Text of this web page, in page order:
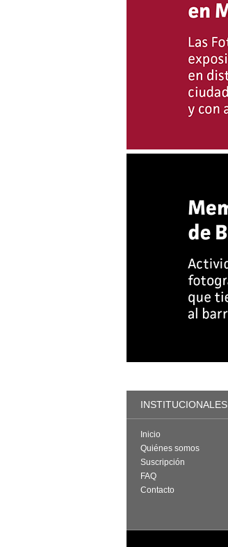
INSTITUCIONALES
Inicio
Quiénes somos
Suscripción
FAQ
Contacto